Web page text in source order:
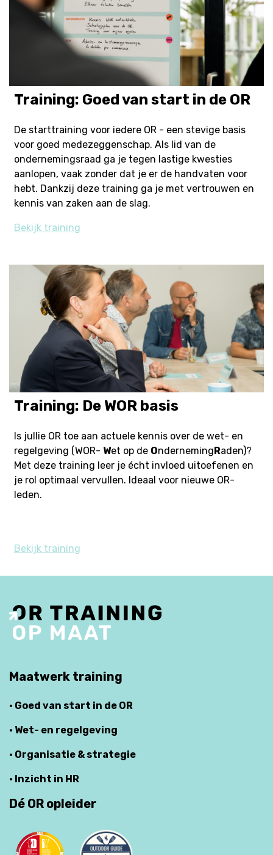
Training: Goed van start in de OR
De starttraining voor iedere OR - een stevige basis
voor goed medezeggenschap. Als lid van de
ondernemingsraad ga je tegen lastige kwesties
aanlopen, vaak zonder dat je er de handvaten voor
hebt. Dankzij deze training ga je met vertrouwen en
kennis van zaken aan de slag.
Bekijk training
Training: De WOR basis
Is jullie OR toe aan actuele kennis over de wet- en
regelgeving (WOR- Wet op de OndernemingRaden)?
Met deze training leer je écht invloed uitoefenen en
je rol optimaal vervullen. Ideaal voor nieuwe OR-
leden.
Bekijk training
Maatwerk training
· Goed van start in de OR
· Wet- en regelgeving
· Organisatie & strategie
· Inzicht in HR
Dé OR opleider